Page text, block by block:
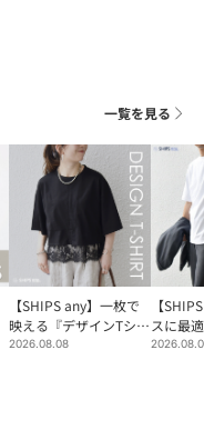
一覧を見る
【SHIPS any】一枚で
映える『デザインTシャ
ツ』特集♪
2026.08.08
【
スに最
ットソ